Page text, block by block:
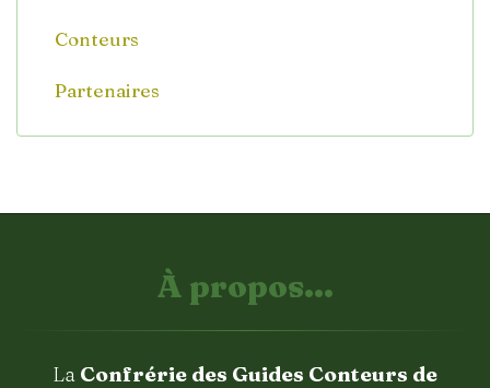
Conteurs
Partenaires
À propos...
La Confrérie des Guides Conteurs de